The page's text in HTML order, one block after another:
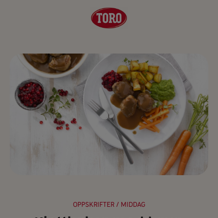
OPPSKRIFTER/ MIDDAG